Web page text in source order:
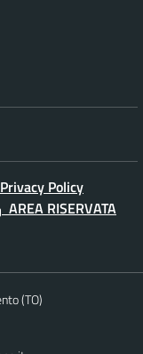
Privacy Policy
AREA RISERVATA
(TO)